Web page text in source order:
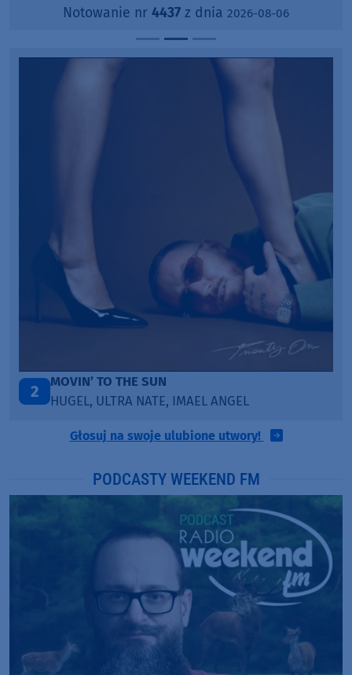
Notowanie nr 4437 z dnia 2026-08-06
2
MOVIN’ TO THE SUN
HUGEL, ULTRA NATE, IMAEL ANGEL
Głosuj na swoje ulubione utwory!
PODCASTY WEEKEND FM